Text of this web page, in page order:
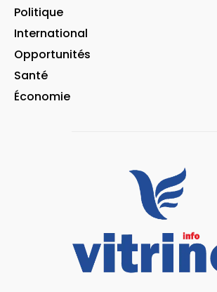
Politique
International
Opportunités
Santé
Économie